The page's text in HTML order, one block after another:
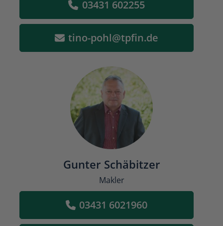
03431 602255
tino-pohl@tpfin.de
Gunter Schäbitzer
Makler
03431 6021960